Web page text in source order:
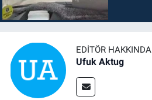
EDITÖR HAKKINDA
Ufuk Aktug